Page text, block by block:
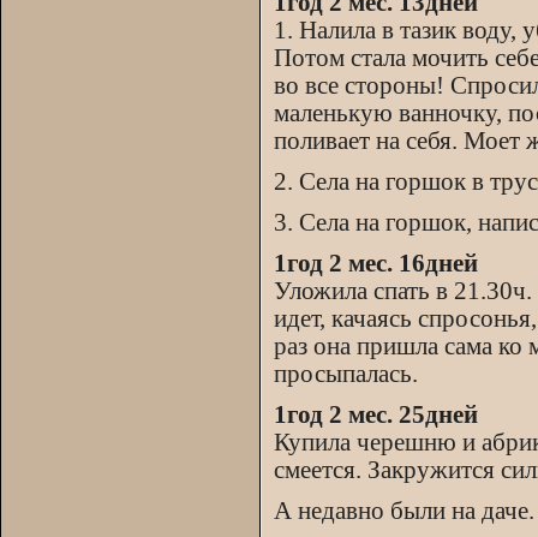
1. Налила в тазик воду,
Потом стала мочить
во все стороны!
маленькую ванночку,
поливает на себя. Моет
2. Села на горшок в
3. Села на горшок,
1год 2 мес. 16дней
Уложила спать в
идет, качаясь
раз она пришла сама ко
просыпалась.
1год 2 мес. 25дней
Купила черешню и
смеется. Закружится
А недавно были на даче.